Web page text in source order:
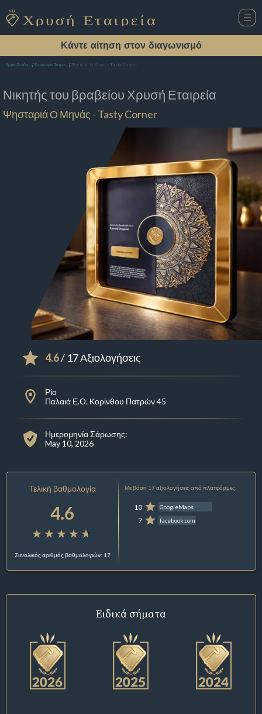
Κάντε αίτηση στον διαγωνισμό
Αρχική Σελίδα Εστιατόριο Πατρα Ψησταριά Ο Μηνάς - Tasty Corner
Νικητής του βραβείου Χρυσή Εταιρεία
Ψησταριά Ο Μηνάς - Tasty Corner
4.6/ 17 Αξιολογήσεις
Ρίο
Παλαιά Ε.Ο. Κορίνθου Πατρών 45
Ημερομηνία Σάρωσης:
May 10, 2026
Τελική βαθμολογία
4.6
Συνολικός αριθμός βαθμολογιών: 17
Με βάση 17 αξιολογήσεις από πλατφόρμες:
10 GoogleMaps
7 facebook.com
Ειδικά σήματα